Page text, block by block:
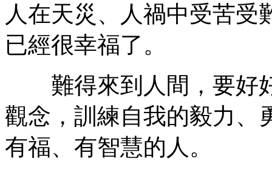
人在天災、人禍中受苦受
已經很幸福了。
難得來到人間，要好
觀念，訓練自我的毅力、
有福、有智慧的人。